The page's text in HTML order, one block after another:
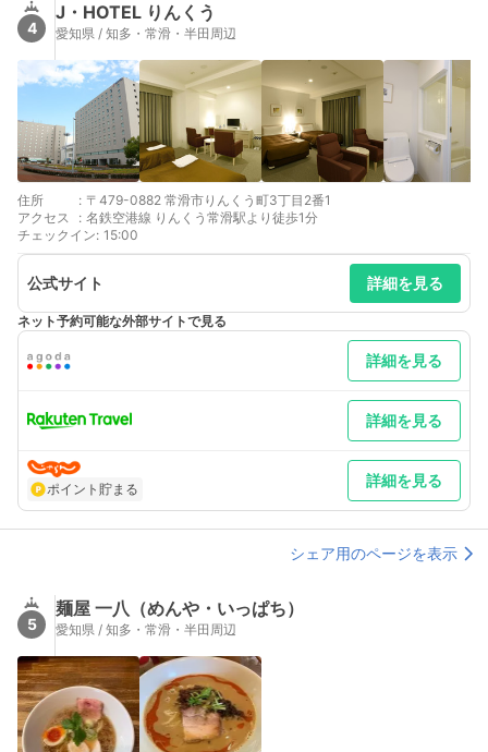
4
J・HOTEL りんくう
愛知県 / 知多・常滑・半田周辺
住所 : 〒479-0882 常滑市りんくう町3丁目2番1
アクセス
: 名鉄空港線 りんくう常滑駅より徒歩1分
チェックイン: 15:00
公式サイト 詳細を見る
ネット予約可能な外部サイトで見る
詳細を見る
詳細を見る
ポイント貯まる 詳細を見る
シェア用のページを表示
5
麺屋 一八（めんや・いっぱち）
愛知県 / 知多・常滑・半田周辺